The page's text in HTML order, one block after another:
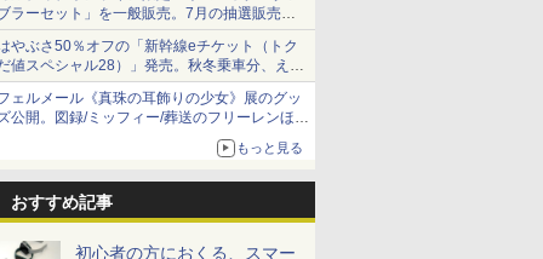
ラーセット」を一般販売。7月の抽選販売の
選無効分
やぶさ50％オフの「新幹線eチケット（トク
値スペシャル28）」発売。秋冬乗車分、えき
っと限定
ェルメール《真珠の耳飾りの少女》展のグッ
公開。図録/ミッフィー/葬送のフリーレンほ
もっと見る
おすすめ記事
初心者の方におくる、スマー